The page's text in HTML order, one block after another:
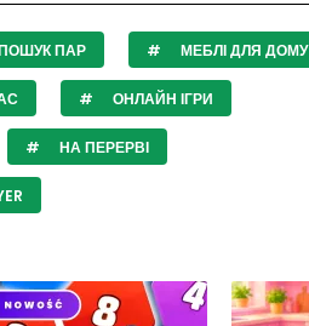
ПАР МЕБЛІ ДЛЯ ДОМУ
ОНЛАЙН ІГРИ
НА ПЕРЕРВІ